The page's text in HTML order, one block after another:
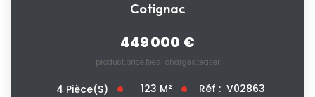
Cotignac
449 000 €
product.price.fees_charges.teaser
4 Pièce(s) 123 M² Réf : V02863